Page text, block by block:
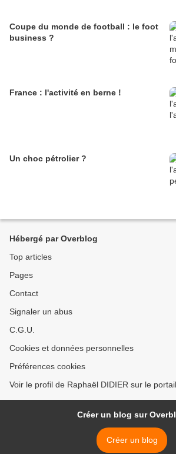
Coupe du monde de football : le foot
business ?
France : l'activité en berne !
Un choc pétrolier ?
Hébergé par Overblog
Top articles
Pages
Contact
Signaler un abus
C.G.U.
Cookies et données personnelles
Préférences cookies
Voir le profil de Raphaël DIDIER sur le
Créer un blog sur
Créer un blog